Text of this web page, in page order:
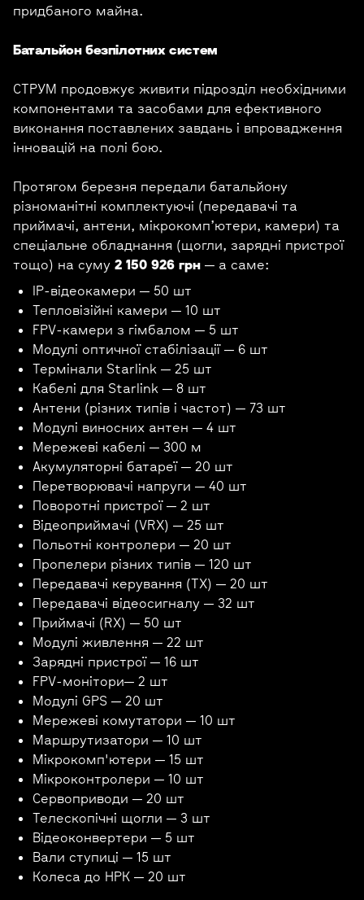
придбаного майна.
Батальйон безпілотних систем
СТРУМ продовжує живити підрозділ необхідними
компонентами та засобами для ефективного
виконання поставлених завдань і впровадження
інновацій на полі бою.
Протягом березня передали батальйону
різноманітні комплектуючі (передавачі та
приймачі, антени, мікрокомп’ютери, камери) та
спеціальне обладнання (щогли, зарядні пристрої
тощо) на суму 2 150 926 грн — а саме:
IP-відеокамери — 50 шт
Тепловізійні камери — 10 шт
FPV-камери з гімбалом — 5 шт
Модулі оптичної стабілізації — 6 шт
Термінали Starlink — 25 шт
Кабелі для Starlink — 8 шт
Антени (різних типів і частот) — 73 шт
Модулі виносних антен — 4 шт
Мережеві кабелі — 300 м
Акумуляторні батареї — 20 шт
Перетворювачі напруги — 40 шт
Поворотні пристрої — 2 шт
Відеоприймачі (VRX) — 25 шт
Польотні контролери — 20 шт
Пропелери різних типів — 120 шт
Передавачі керування (TX) — 20 шт
Передавачі відеосигналу — 32 шт
Приймачі (RX) — 50 шт
Модулі живлення — 22 шт
Зарядні пристрої — 16 шт
FPV-монітори— 2 шт
Модулі GPS — 20 шт
Мережеві комутатори — 10 шт
Маршрутизатори — 10 шт
Мікрокомп'ютери — 15 шт
Мікроконтролери — 10 шт
Сервоприводи — 20 шт
Телескопічні щогли — 3 шт
Відеоконвертери — 5 шт
Вали ступиці — 15 шт
Колеса до НРК — 20 шт